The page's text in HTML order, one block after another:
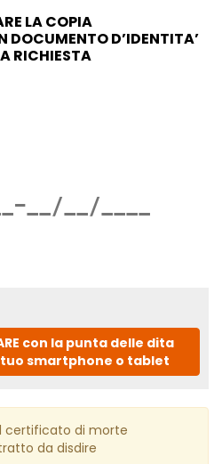
LA COPIA
DOCUMENTO D’IDENTITA’
RICHIESTA
con la punta delle dita
smartphone o tablet
certificato di morte
da disdire